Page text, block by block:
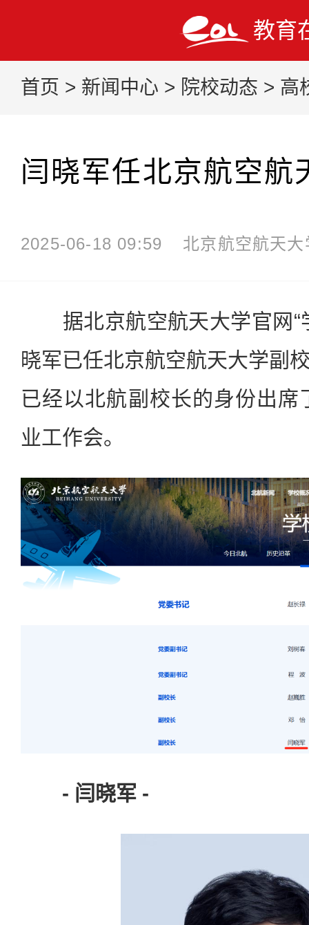
教育
首页 > 新闻中心 > 院校动态 > 高
闫晓军任北京航空航
2025-06-18 09:59 北京航空航天大
据北京航空航天大学官网“
晓军已任北京航空航天大学副
已经以北航副校长的身份出席
业工作会。
- 闫晓军 -